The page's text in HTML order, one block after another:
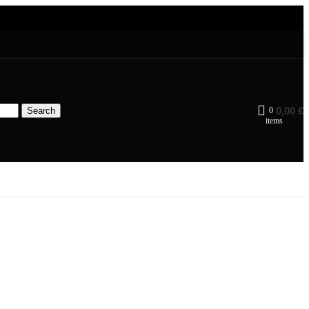
Search
0
items
0,00 €